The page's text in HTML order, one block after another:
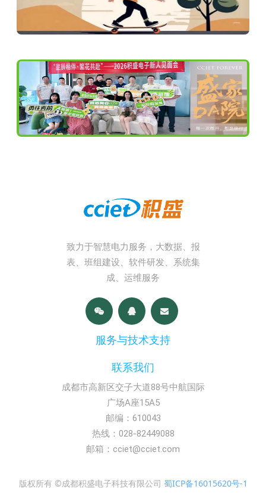
致力于智慧电力服务，大数据、报
表、班组建设、软件研发、系统集
成、运维服务
服务与技术支持
联系我们
成都市高新区交子大道88号中航国际
广场A座15A5
邮编：610043
热线：028-82449088
邮箱：cciet@cciet.com
版权所有 ©成都积盛电子科技有限公司 蜀ICP备16015620号-1